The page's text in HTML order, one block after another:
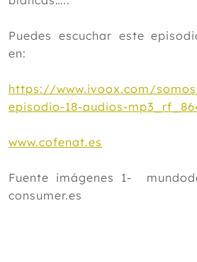
Puedes escuchar este
en:
https://www.ivoox.com/
episodio-18-audios-
www.cofenat.es
Fuente imágenes 1-
consumer.es